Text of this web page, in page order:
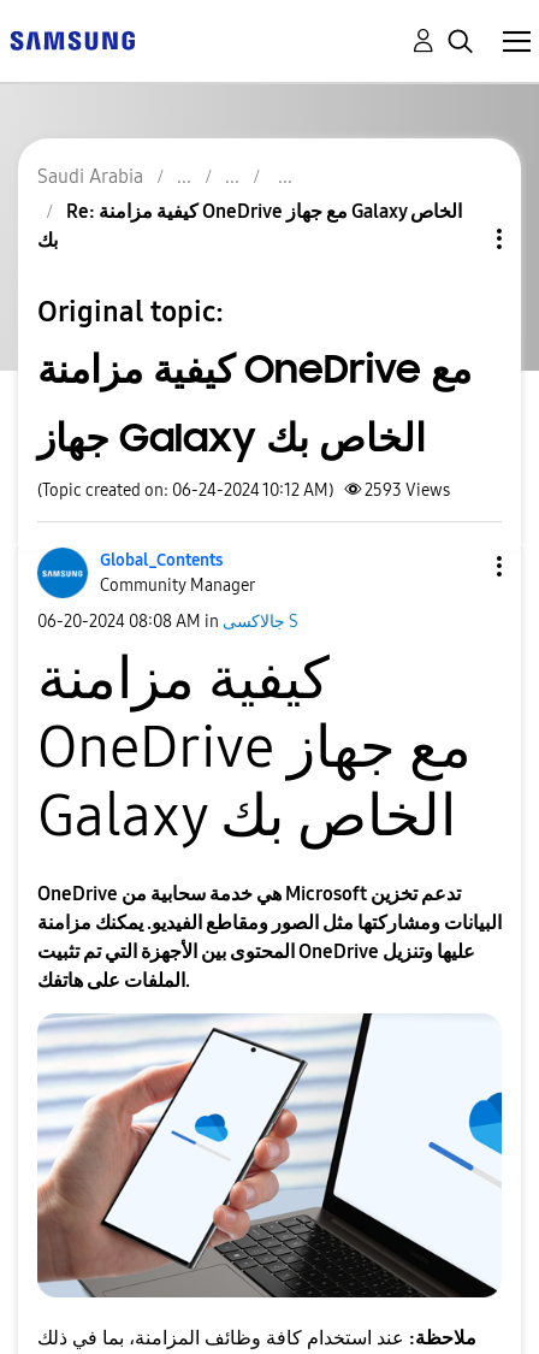
Saudi Arabia
Re: كيفية مزامنة OneDrive مع جهاز Galaxy الخاص
بك
Original topic:
كيفية مزامنة OneDrive مع
جهاز Galaxy الخاص بك
(Topic created on: 06-24-2024 10:12 AM) 2593 Views
Global_Contents
Community Manager
‎06-20-2024 08:08 AM in جالاكسى S
كيفية مزامنة
OneDrive مع جهاز
Galaxy الخاص بك
OneDrive هي خدمة سحابية من Microsoft تدعم تخزين
البيانات ومشاركتها مثل الصور ومقاطع الفيديو. يمكنك مزامنة
المحتوى بين الأجهزة التي تم تثبيت OneDrive عليها وتنزيل
الملفات على هاتفك.
ملاحظة: عند استخدام كافة وظائف المزامنة، بما في ذلك